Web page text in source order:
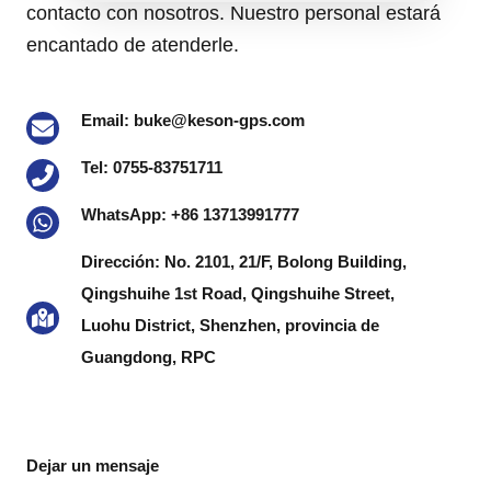
contacto con nosotros. Nuestro personal estará
encantado de atenderle.
Email: buke@keson-gps.com
Tel: 0755-83751711
WhatsApp: +86 13713991777
Dirección: No. 2101, 21/F, Bolong Building,
Qingshuihe 1st Road, Qingshuihe Street,
Luohu District, Shenzhen, provincia de
Guangdong, RPC
Dejar un mensaje
WHATSAPP